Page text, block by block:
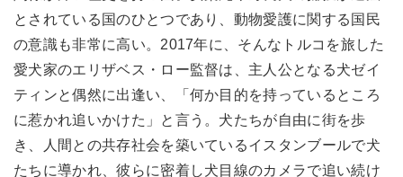
とされている国のひとつであり、動物愛護に関する国民
の意識も非常に高い。2017年に、そんなトルコを旅した
愛犬家のエリザベス・ロー監督は、主人公となる犬ゼイ
ティンと偶然に出逢い、「何か目的を持っているところ
に惹かれ追いかけた」と言う。犬たちが自由に街を歩
き、人間との共存社会を築いているイスタンブールで犬
たちに導かれ、彼らに密着し犬目線のカメラで追い続け